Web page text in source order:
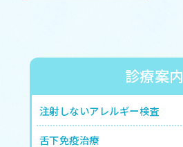
診療案内
注射しないアレルギー検査
舌下免疫治療